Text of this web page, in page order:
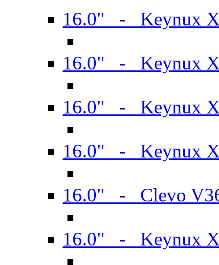
16.0" - Keynux
16.0" - Keynux
16.0" - Keynux
16.0" - Keynux
16.0" - Clevo
16.0" - Keynux